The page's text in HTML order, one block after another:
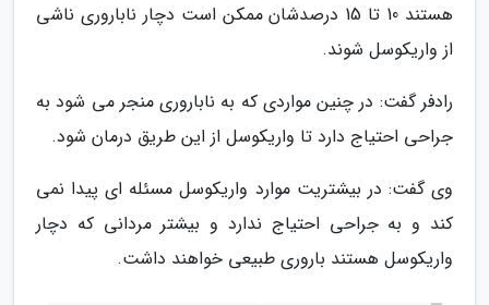
هستند 10 تا 15 درصدشان ممکن است دچار ناباروری ناشی
از واریکوسل شوند.
رادفر گفت: در چنین مواردی که به ناباروری منجر می شود به
جراحی احتیاج دارد تا واریکوسل از این طریق درمان شود.
وی گفت: در بیشتریت موارد واریکوسل مسئله ای پیدا نمی
کند و به جراحی احتیاج ندارد و بیشتر مردانی که دچار
واریکوسل هستند باروری طبیعی خواهند داشت.